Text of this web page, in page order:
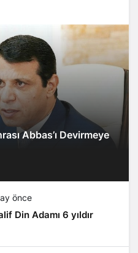
Abbas’ı Devirmeye
önce
Din Adamı 6 yıldır